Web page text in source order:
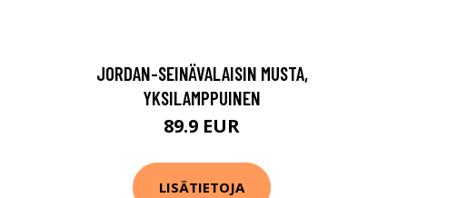
JORDAN-SEINÄVALAISIN MUSTA,
YKSILAMPPUINEN
89.9 EUR
LISÄTIETOJA